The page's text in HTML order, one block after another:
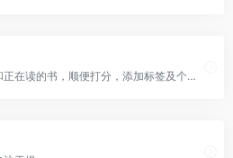
记录你读过的、想读和正在读的书，顺便打分，添加标签及个人附注，写评论。根据你的口味，推荐适合的书给你